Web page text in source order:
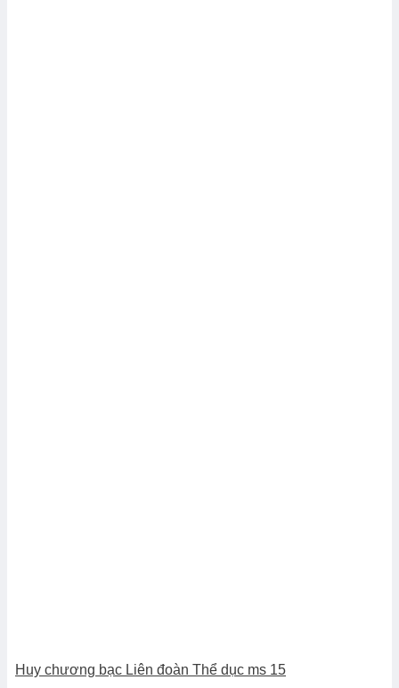
Huy chương bạc Liên đoàn Thể dục ms 15